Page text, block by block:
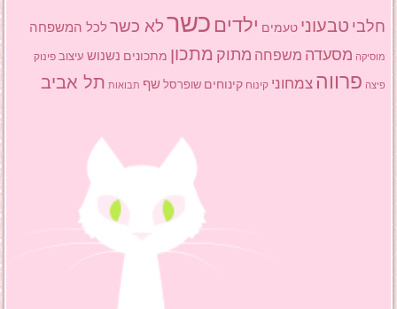
חלבי טבעוני טעמים ילדים כשרלא כשר לכל המשפחה
מוסיקה מסעדה משפחה מתוק מתכון מתכונים נשנוש עיצוב פינוק
פיצה פרווה צמחוני קינוח קינוחים שופרסל שף תבואות תל אביב